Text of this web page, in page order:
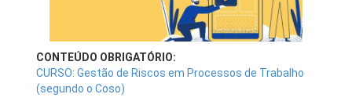
CONTEÚDO OBRIGATÓRIO:
CURSO: Gestão de Riscos em Processos de Trabalho
(segundo o Coso)